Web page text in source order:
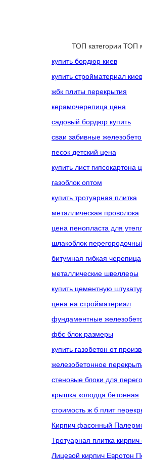
ТОП категории ТОП
купить бордюр киев
купить стройматериал киев
жбк плиты перекрытия
керамочерепица цена
садовый бордюр купить
сваи забивные
песок детский цена
купить лист гипсокартона
газоблок оптом
купить тротуарная плитка
металлическая проволока
цена пенопласта для
шлакоблок
битумная гибкая черепица
металлические швеллеры
купить цементную
цена на стройматериал
фундаментные
фбс блок размеры
купить газобетон от
железобетонное
стеновые блоки для
крышка колодца бетонная
стоимость ж б плит
Кирпич фасонный
Тротуарная плитка
Лицевой кирпич Евротон